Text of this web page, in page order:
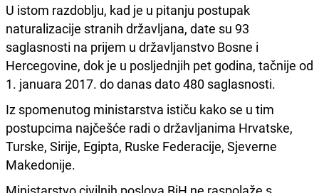
U istom razdoblju, kad je u pitanju postupak
naturalizacije stranih državljana, date su 93
saglasnosti na prijem u državljanstvo Bosne i
Hercegovine, dok je u posljednjih pet godina, tačnije od
1. januara 2017. do danas dato 480 saglasnosti.
Iz spomenutog ministarstva ističu kako se u tim
postupcima najčešće radi o državljanima Hrvatske,
Turske, Sirije, Egipta, Ruske Federacije, Sjeverne
Makedonije.